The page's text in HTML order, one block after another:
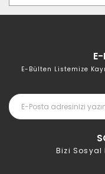
E-
E-Bülten Listemize
Bizi Sosyal